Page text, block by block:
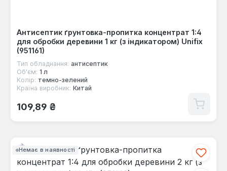
Антисептик ґрунтовка-пропитка концентрат 1:4
для обробки деревини 1 кг (з індикатором) Unifix
(951161)
Тип обладнання: антисептик
Об'єм: 1 л
Колір: темно-зелений
Країна виробник: Китай
Звичайна ціна:
109,89 ₴
Немає в наявності